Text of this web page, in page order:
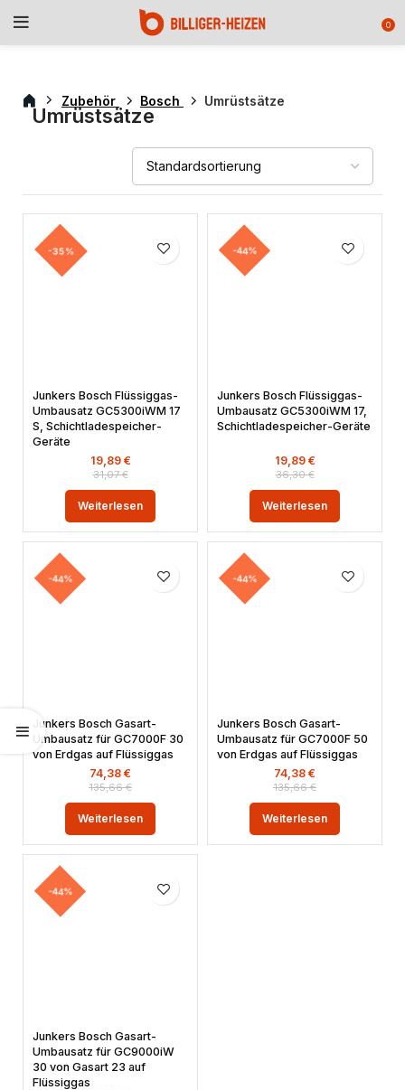
0
Zubehör Bosch Umrüstsätze
Umrüstsätze
-35%
Junkers Bosch Flüssiggas-
Umbausatz GC5300iWM 17
S, Schichtladespeicher-
Geräte
31,07€
19,89 €
Weiterlesen
-44%
Junkers Bosch Flüssiggas-
Umbausatz GC5300iWM 17,
Schichtladespeicher-Geräte
36,30€
19,89 €
Weiterlesen
-44%
Junkers Bosch Gasart-
Umbausatz für GC7000F 30
von Erdgas auf Flüssiggas
135,66€
74,38 €
Weiterlesen
-44%
Junkers Bosch Gasart-
Umbausatz für GC7000F 50
von Erdgas auf Flüssiggas
135,66€
74,38 €
Weiterlesen
-44%
Junkers Bosch Gasart-
Umbausatz für GC9000iW
30 von Gasart 23 auf
Flüssiggas